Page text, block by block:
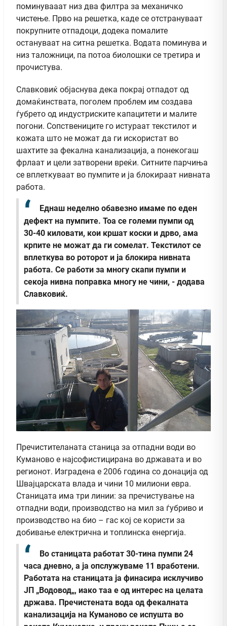
поминувааат низ два филтра за механичко
чистење. Прво на решетка, каде се отстрануваат
покрупните отпадоци, додека помалите
остануваат на ситна решетка. Водата поминува и
низ таложници, па потоа биолошки се третира и
прочистува.
Славковиќ објаснува дека покрај отпадот од
домаќинствата, поголем проблем им создава
ѓубрето од индустриските капацитети и малите
погони. Сопствениците го истураат текстилот и
кожата што не можат да ги искористат во
шахтите за фекална канализација, а понекогаш
фрлаат и цели затворени вреќи. Ситните парчиња
се вплеткуваат во пумпите и ја блокираат нивната
работа.
Еднаш неделно обавезно имаме по еден
дефект на пумпите. Тоа се големи пумпи од
30-40 киловати, кои кршат коски и дрво, ама
крпите не можат да ги сомелат. Текстилот се
вплеткува во роторот и ја блокира нивната
работа. Се работи за многу скапи пумпи и
секоја нивна поправка многу не чини, - додава
Славковиќ.
Пречистителаната станица за отпадни води во
Куманово е најсофистицирана во државата и во
регионот. Изградена е 2006 година со донација од
Швајцарската влада и чини 10 милиони евра.
Станицата има три линии: за пречистување на
отпадни води, производство на мил за ѓубриво и
производство на био – гас кој се користи за
добивање електрична и топлинска енергија.
Во станицата работат 30-тина пумпи 24
часа дневно, а ја опслужуваме 11 вработени.
Работата на станицата ја финасира исклучиво
ЈП „Водовод„, иако таа е од интерес на целата
држава. Пречистената вода од фекалната
канализација на Куманово се испушта во